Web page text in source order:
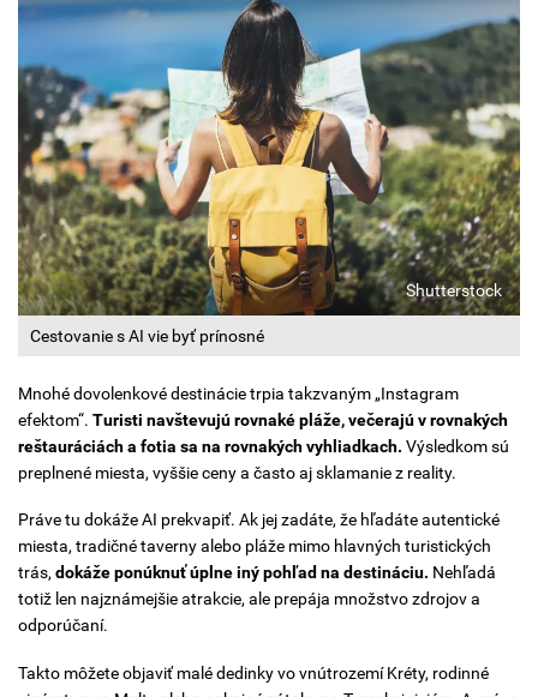
Cestovanie s AI vie byť prínosné
Shutterstock
Mnohé dovolenkové destinácie trpia takzvaným „Instagram
efektom“. Turisti navštevujú rovnaké pláže, večerajú v rovnakých
reštauráciách a fotia sa na rovnakých vyhliadkach. Výsledkom sú
preplnené miesta, vyššie ceny a často aj sklamanie z reality.
Práve tu dokáže AI prekvapiť. Ak jej zadáte, že hľadáte autentické
miesta, tradičné taverny alebo pláže mimo hlavných turistických
trás,dokáže ponúknuť úplne iný pohľad na destináciu. Nehľadá
totiž len najznámejšie atrakcie, ale prepája množstvo zdrojov a
odporúčaní.
Takto môžete objaviť malé dedinky vo vnútrozemí Kréty, rodinné